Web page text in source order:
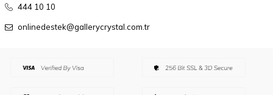
444 10 10
onlinedestek@gallerycrystal.com.tr